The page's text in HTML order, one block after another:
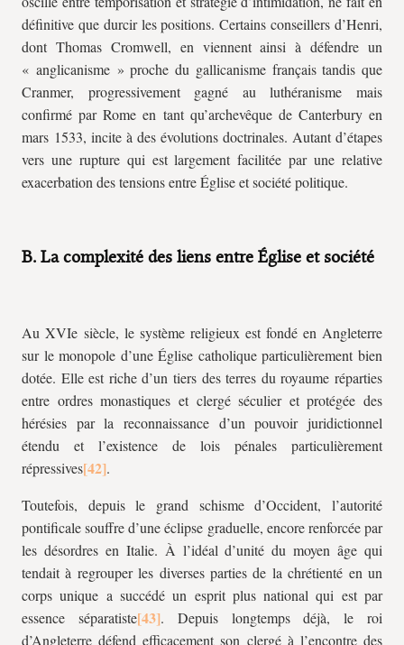
définitive que durcir les positions. Certains conseillers d’Henri,
dont Thomas Cromwell, en viennent ainsi à défendre un
« anglicanisme » proche du gallicanisme français tandis que
Cranmer, progressivement gagné au luthéranisme mais
confirmé par Rome en tant qu’archevêque de Canterbury en
mars 1533, incite à des évolutions doctrinales. Autant d’étapes
vers une rupture qui est largement facilitée par une relative
exacerbation des tensions entre Église et société politique.
B. La complexité des liens entre Église et société
Au XVIe siècle, le système religieux est fondé en Angleterre
sur le monopole d’une Église catholique particulièrement bien
dotée. Elle est riche d’un tiers des terres du royaume réparties
entre ordres monastiques et clergé séculier et protégée des
hérésies par la reconnaissance d’un pouvoir juridictionnel
étendu et l’existence de lois pénales particulièrement
répressives
.
Toutefois, depuis le grand schisme d’Occident, l’autorité
pontificale souffre d’une éclipse graduelle, encore renforcée par
les désordres en Italie. À l’idéal d’unité du moyen âge qui
tendait à regrouper les diverses parties de la chrétienté en un
corps unique a succédé un esprit plus national qui est par
essence séparatiste
. Depuis longtemps déjà, le roi
d’Angleterre défend efficacement son clergé à l’encontre des